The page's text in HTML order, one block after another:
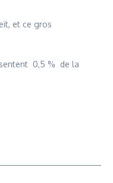
et ce gros
0,5 % de la